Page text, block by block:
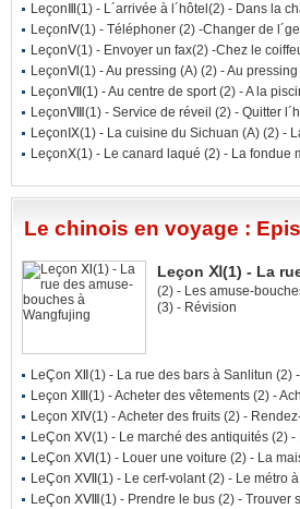
LeçonⅢ (1) - L´arrivée à l´hôtel (2) - Dans la
LeçonⅣ(1) - Téléphoner (2) -Changer de
LeçonⅤ(1) - Envoyer un fax(2) -Chez le
LeçonⅥ (1) - Au pressing (A) (2) - Au pressing
LeçonⅦ (1) - Au centre de sport(2) - A la
LeçonⅧ (1) - Service de réveil (2) - Quitter
LeçonⅨ(1) - La cuisine du Sichuan (A) (2) -
LeçonⅩ(1) - Le canard laqué (2) - La fondue
Le chinois en voyage :
Leçon Ⅺ(1) - La
(2) - Les amuse-
(3) - Révision
LeÇon Ⅻ (1) - La rue des bars à Sanlitun (2)
Leçon ⅩⅢ (1) - Acheter des vêtements (2) -
Leçon ⅩⅣ(1) - Acheter des fruits (2) -
LeÇon ⅩⅤ(1) - Le marché des antiquités (2) -
LeÇon ⅩⅥ (1) - Louer une voiture (2) - La
LeÇon ⅩⅦ (1) - Le cerf-volant(2) - Le métro
LeÇon ⅩⅧ (1) - Prendre le bus (2) - Trouver